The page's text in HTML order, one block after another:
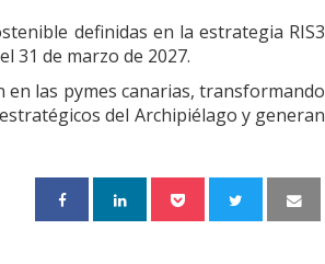
definidas en la estrategia RIS3
31 de marzo de 2027.
en las pymes canarias, transformando
del Archipiélago y generan